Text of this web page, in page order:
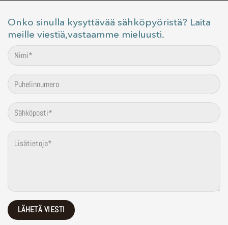
Onko sinulla kysyttävää sähköpyöristä? Laita
meille viestiä,vastaamme mieluusti.